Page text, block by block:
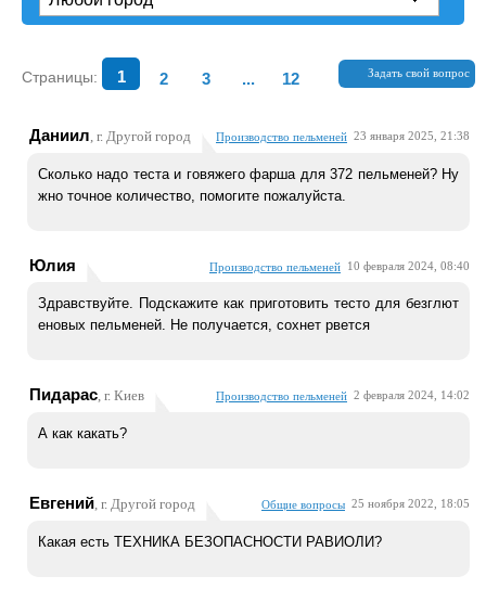
Страницы: 1 2 3 ... 12 Задать свой вопрос
Даниил, г. Другой город Производство пельменей 23 января 2025, 21:38
Сколько надо теста и говяжего фарша для 372 пельменей? Ну
жно точное количество, помогите пожалуйста.
Юлия Производство пельменей 10 февраля 2024, 08:40
Здравствуйте. Подскажите как приготовить тесто для безглют
еновых пельменей. Не получается, сохнет рвется
Пидарас, г. Киев Производство пельменей 2 февраля 2024, 14:02
А как какать?
Евгений, г. Другой город Общие вопросы 25 ноября 2022, 18:05
Какая есть ТЕХНИКА БЕЗОПАСНОСТИ РАВИОЛИ?